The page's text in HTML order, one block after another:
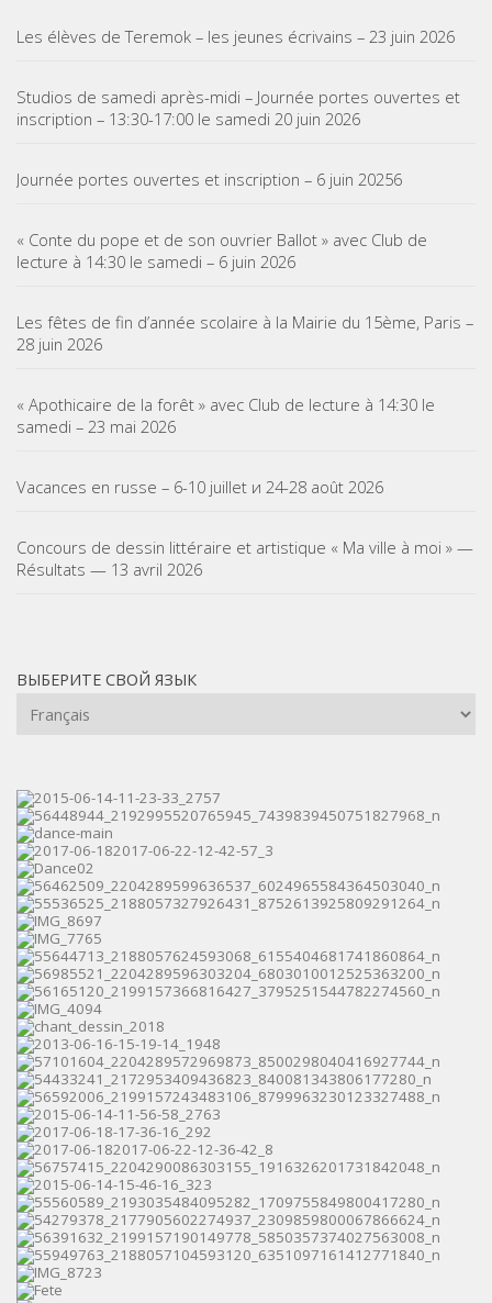
Les élèves de Teremok – les jeunes écrivains – 23 juin 2026
Studios de samedi après-midi – Journée portes ouvertes et
inscription – 13:30-17:00 le samedi 20 juin 2026
Journée portes ouvertes et inscription – 6 juin 20256
« Conte du pope et de son ouvrier Ballot » avec Club de
lecture à 14:30 le samedi – 6 juin 2026
Les fêtes de fin d’année scolaire à la Mairie du 15ème, Paris –
28 juin 2026
« Apothicaire de la forêt » avec Club de lecture à 14:30 le
samedi – 23 mai 2026
Vacances en russe – 6-10 juillet и 24-28 août 2026
Concours de dessin littéraire et artistique « Ma ville à moi » —
Résultats — 13 avril 2026
ВЫБЕРИТЕ СВОЙ ЯЗЫК